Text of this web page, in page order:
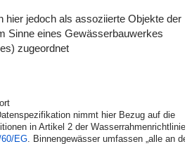
hier jedoch als assoziierte Objekte der
Sinne eines Gewässerbauwerkes
zugeordnet
nimmt hier Bezug auf die
in Artikel 2 der Wasserrahmenrichtlinie
60/EG. Binnengewässer umfassen „alle an der